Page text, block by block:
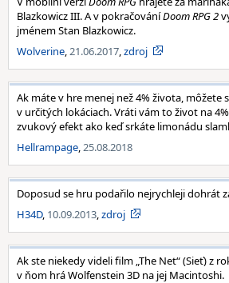
Blazkowicz III. A v pokračováníDoom RPG 2
jménem Stan Blazkowicz.
Wolverine,21.06.2017,zdroj
Ak máte v hre menej než 4% života, môžete
v určitých lokáciach. Vráti vám to život na
zvukový efekt ako keď srkáte limonádu
Hellrampage,25.08.2018
Doposud se hru podařilo nejrychleji dohrát
H34D, 10.09.2013,zdroj
Ak ste niekedy videli film „The Net“ (Sieť) z
v ňom hrá Wolfenstein 3D na jej Macintoshi.